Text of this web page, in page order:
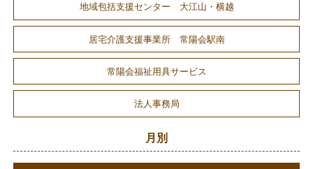
地域包括支援センター 大江山・横越
居宅介護支援事業所 常陽会駅南
常陽会福祉用具サービス
法人事務局
月別